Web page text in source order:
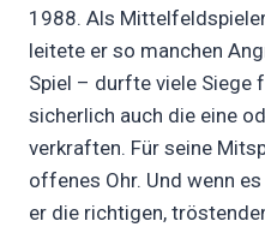
1988. Als
leitete er so manchen
Spiel – durfte viele Siege
sicherlich auch die eine
verkraften. Für seine
offenes Ohr. Und wenn
er die richtigen,